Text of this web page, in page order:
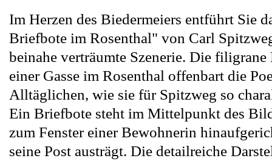
Im Herzen des Biedermeiers entführt Sie
Briefbote im Rosenthal" von Carl
beinahe verträumte Szenerie. Die
einer Gasse im Rosenthal offenbart die
Alltäglichen, wie sie für Spitzweg so
Ein Briefbote steht im Mittelpunkt des
zum Fenster einer Bewohnerin
seine Post austrägt. Die detailreiche